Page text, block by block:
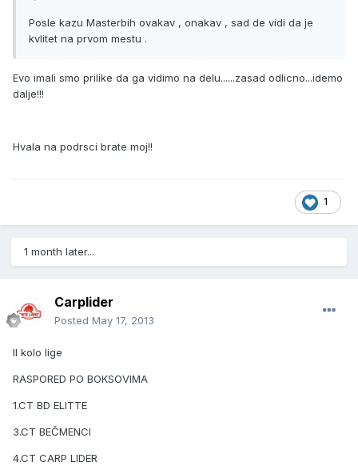
Posle kazu Masterbih ovakav , onakav , sad de vidi da je
kvlitet na prvom mestu .
Evo imali smo prilike da ga vidimo na delu......zasad odlicno...idemo
dalje!!!
Hvala na podrsci brate moj!!
1
1 month later...
Carplider
Posted May 17, 2013
II kolo lige
RASPORED PO BOKSOVIMA
1.CT BD ELITTE
3.CT BEČMENCI
4.CT CARP LIDER